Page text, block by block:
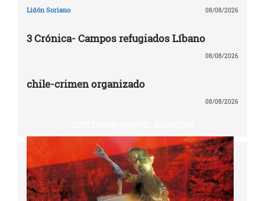
Lidón Soriano 08/08/2026
3 Crónica- Campos refugiados Líbano
08/08/2026
chile-crimen organizado
08/08/2026